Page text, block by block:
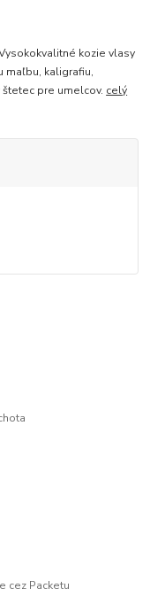
kozie vlasy
maľbu, kaligrafiu,
pre umelcov. celý
cez Packetu